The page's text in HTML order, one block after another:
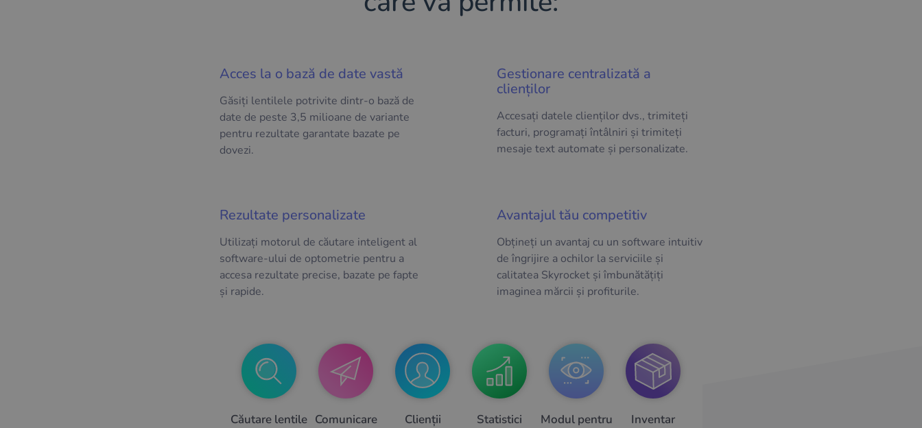
Acces la o bază de date vastă
Găsiți lentilele potrivite dintr-o bază de
date de peste 3,5 milioane de variante
pentru rezultate garantate bazate pe
dovezi.
Gestionare centralizată a
clienților
Accesați datele clienților dvs., trimiteți
facturi, programați întâlniri și trimiteți
mesaje text automate și personalizate.
Rezultate personalizate
Utilizați motorul de căutare inteligent al
software-ului de optometrie pentru a
accesa rezultate precise, bazate pe fapte
și rapide.
Avantajul tău competitiv
Obțineți un avantaj cu un software intuitiv
de îngrijire a ochilor la serviciile și
calitatea Skyrocket și îmbunătățiți
imaginea mărcii și profiturile.
Căutare lentile Comunicare Clienții Statistici
Modul pentru
Inventar
SWEDISH
GREEK